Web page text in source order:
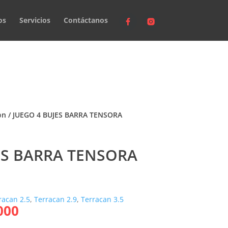
Servicios Contáctanos
/ JUEGO 4 BUJES BARRA TENSORA
BARRA TENSORA
2.5, Terracan 2.9, Terracan 3.5
El